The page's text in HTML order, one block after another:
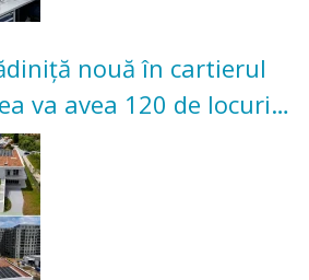
nouă în cartierul
va avea 120 de locuri